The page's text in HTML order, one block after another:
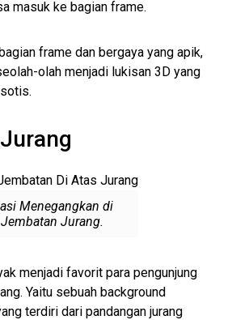
masuk ke bagian frame.
frame dan bergaya yang apik,
olah menjadi lukisan 3D yang
Menegangkan di
Jurang.
menjadi favorit para pengunjung
Yaitu sebuah background
terdiri dari pandangan jurang